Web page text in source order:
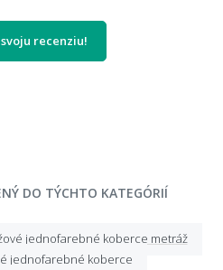
recenziu!
DO TÝCHTO KATEGÓRIÍ
jednofarebné koberce metráž
jednofarebné koberce